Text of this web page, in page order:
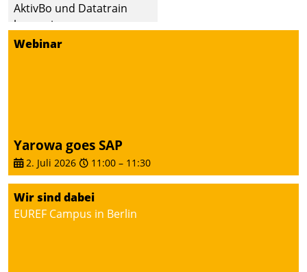
AktivBo und Datatrain
kooperieren –
Immobilienunternehmen
zielgerichtete
Mieterbefragungen – eine
starke Grundlage für
intelligente,
datengestützte
Entscheidungen.
Webinar
Yarowa goes SAP
2. Juli 2026 11:00 – 11:30
Wir sind dabei
EUREF Campus in Berlin